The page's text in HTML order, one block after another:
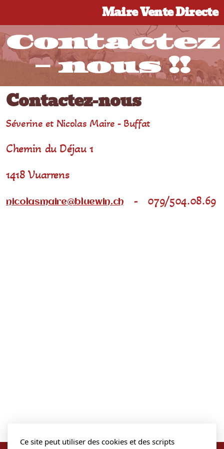
Maire Vente Directe
Contactez
- nous !!
Contactez-nous
Séverine et Nicolas Maire - Buffat
Chemin du Déjau 1
1418 Vuarrens
nicolasmaire@bluewin.ch - 079/504.08.69
Ce site peut utiliser des cookies et des scripts